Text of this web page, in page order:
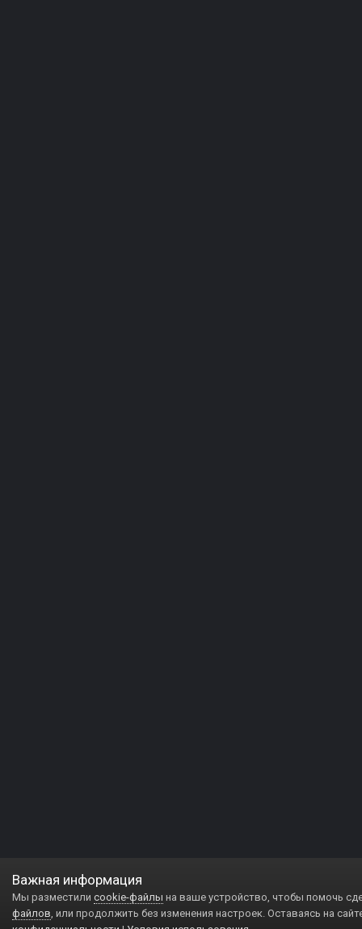
Важная информация
Мы разместили cookie-файлы на ваше устройство, чтобы помочь
файлов, или продолжить без изменения настроек. Оставаясь на